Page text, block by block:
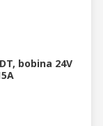
bobina 24V